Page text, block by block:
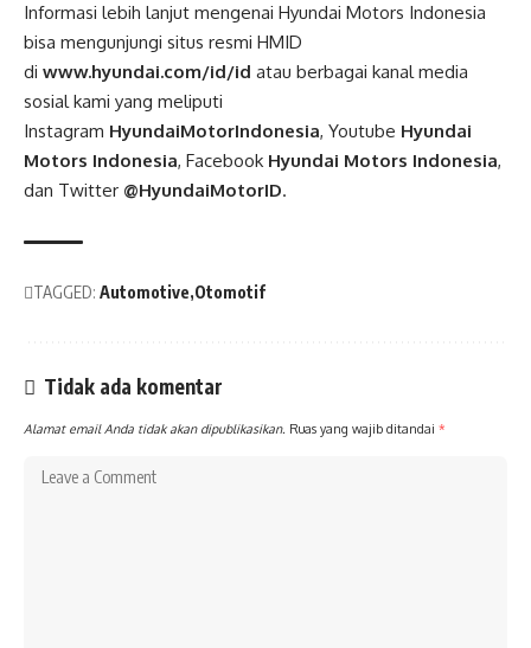
Informasi lebih lanjut mengenai Hyundai Motors Indonesia
bisa mengunjungi situs resmi HMID
di www.hyundai.com/id/id atau berbagai kanal media
sosial kami yang meliputi
Instagram HyundaiMotorIndonesia, Youtube Hyundai
Motors Indonesia, Facebook Hyundai Motors Indonesia,
dan Twitter @HyundaiMotorID.
TAGGED: Automotive Otomotif
Tidak ada komentar
Alamat email Anda tidak akan dipublikasikan. Ruas yang wajib ditandai *